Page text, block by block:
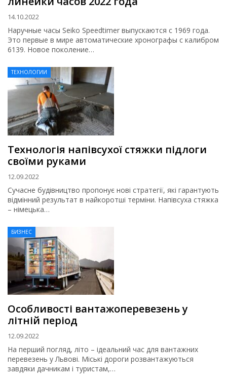
14.10.2022
Наручные часы Seiko Speedtimer выпускаются с 1969 года.
Это первые в мире автоматические хронографы с калибром
6139. Новое поколение…
ТЕХНОЛОГИИ
Технологія напівсухої стяжки підлоги
своїми руками
12.09.2022
Сучасне будівництво пропонує нові стратегії, які гарантують
відмінний результат в найкоротші терміни. Напівсуха стяжка
– німецька…
БИЗНЕС
Особливості вантажоперевезень у
літній період
12.09.2022
На перший погляд, літо – ідеальний час для вантажних
перевезень у Львові. Міські дороги розвантажуються
завдяки дачникам і туристам,…